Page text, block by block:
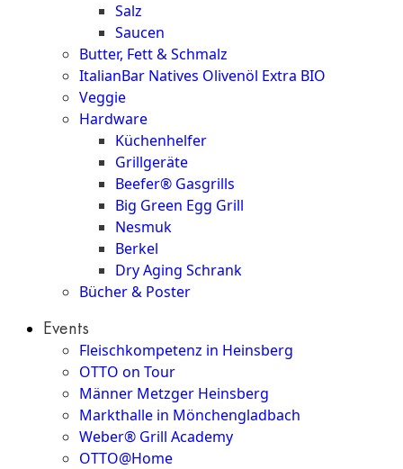
Salz
Saucen
Butter, Fett & Schmalz
ItalianBar Natives Olivenöl Extra BIO
Veggie
Hardware
Küchenhelfer
Grillgeräte
Beefer® Gasgrills
Big Green Egg Grill
Nesmuk
Berkel
Dry Aging Schrank
Bücher & Poster
Events
Fleischkompetenz in Heinsberg
OTTO on Tour
Männer Metzger Heinsberg
Markthalle in Mönchengladbach
Weber® Grill Academy
OTTO@Home